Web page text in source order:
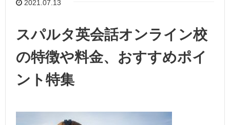
2021.07.13
スパルタ英会話オンライン校
の特徴や料金、おすすめポイ
ント特集